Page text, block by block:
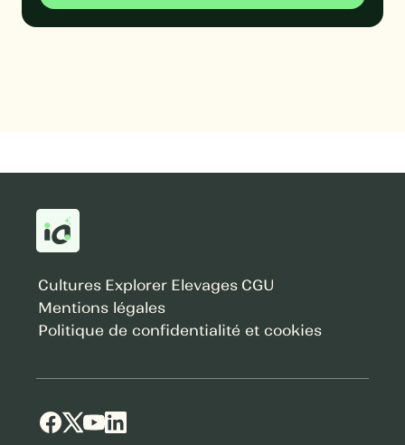
Cultures Explorer Elevages CGU
Mentions légales
Politique de confidentialité et cookies